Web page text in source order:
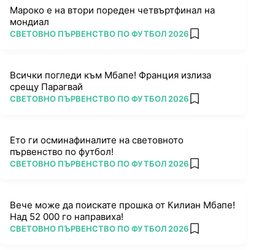
Мароко е на втори пореден четвъртфинал на
мондиал
ПОВЕЧЕ ОТ
СВЕТОВНО ПЪРВЕНСТВО ПО ФУТБОЛ 2026 add favorites
Всички погледи към Мбапе! Франция излиза
срещу Парагвай
ПОВЕЧЕ ОТ
СВЕТОВНО ПЪРВЕНСТВО ПО ФУТБОЛ 2026 add favorites
Ето ги осминафиналите на световното
първенство по футбол!
ПОВЕЧЕ ОТ
СВЕТОВНО ПЪРВЕНСТВО ПО ФУТБОЛ 2026 add favorites
Вече може да поискате прошка от Килиан Мбапе!
Над 52 000 го направиха!
ПОВЕЧЕ ОТ
СВЕТОВНО ПЪРВЕНСТВО ПО ФУТБОЛ 2026 add favorites